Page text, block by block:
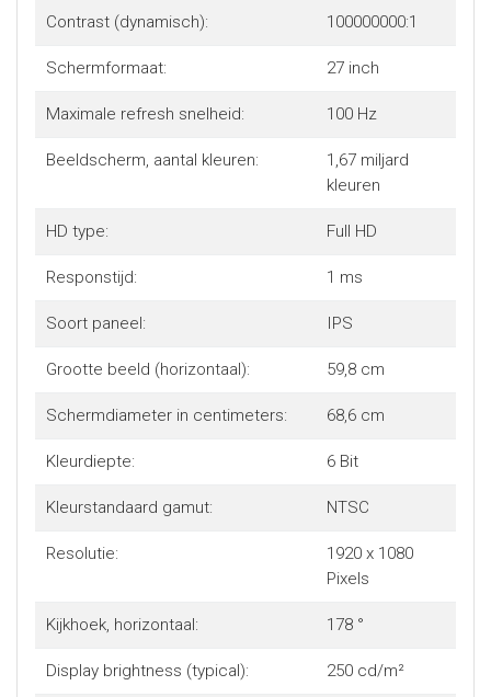
Contrast (dynamisch): 100000000:1
Schermformaat: 27 inch
Maximale refresh snelheid: 100 Hz
Beeldscherm, aantal kleuren:
1,67 miljard
kleuren
HD type: Full HD
Responstijd: 1 ms
Soort paneel: IPS
Grootte beeld (horizontaal): 59,8 cm
Schermdiameter in centimeters: 68,6 cm
Kleurdiepte: 6 Bit
Kleurstandaard gamut: NTSC
Resolutie:
1920 x 1080
Pixels
Kijkhoek, horizontaal: 178 °
Display brightness (typical): 250 cd/m²